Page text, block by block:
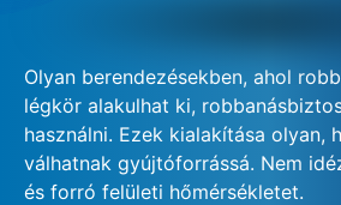
Olyan berendezésekben, ahol
légkör alakulhat ki,
használni. Ezek kialakítása olyan,
válhatnak gyújtóforrássá. Nem
és forró felületi hőmérsékletet.